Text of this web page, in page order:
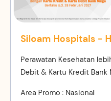
Siloam Hospitals -
Perawatan Kesehatan
Debit & Kartu Kredit Bank
Area Promo : Nasional